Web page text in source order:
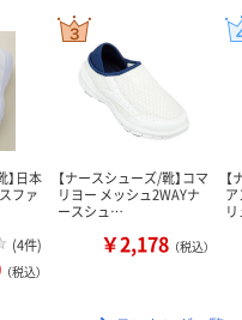
】日本
ファ
(4件)
（税込）
【ナースシューズ/靴】コマ
リヨー メッシュ2WAYナ
ースシュ…
￥2,178 （税込）